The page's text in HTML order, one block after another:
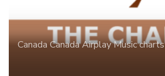
CanadaCanada AirplayMusic charts